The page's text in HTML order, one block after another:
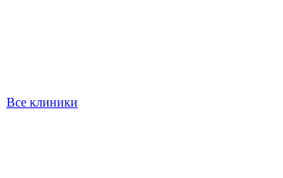
Все клиники